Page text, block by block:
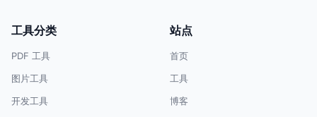
工具分类
PDF 工具
图片工具
开发工具
站点
首页
工具
博客